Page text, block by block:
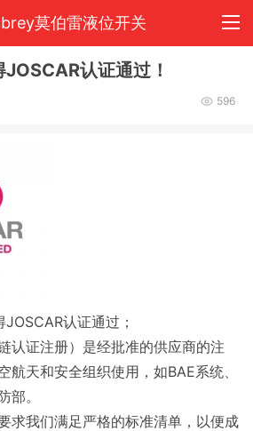
莫伯雷液位开关
认证通过！
596
认证通过；
认证注册）是经批准的供应商的注
航天和安全组织使用，如BAE系统、
部。
求我们满足严格的标准清单，以便成